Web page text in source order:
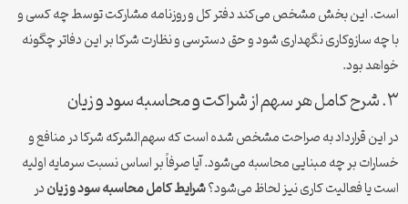
است. این بخش مشخص می‌کند دفتر کل و روزنامه مشارکت توسط چه کسی و
با چه سازوکاری نگهداری شود و حق دسترسی و نظارت شرکا بر این دفاتر چگونه
خواهد بود.
۳. شرح کامل هر سهم از شراکت و محاسبه سود و زیان
در این قرارداد به صراحت مشخص شده است که سهم‌الشرکه شرکا در منافع و
خسارات بر چه مبنایی محاسبه می‌شود. آیا صرفاً بر اساس نسبت سرمایه اولیه
است یا فعالیت کاری نیز لحاظ می‌شود؟شرایط کامل محاسبه سود و زیاندر